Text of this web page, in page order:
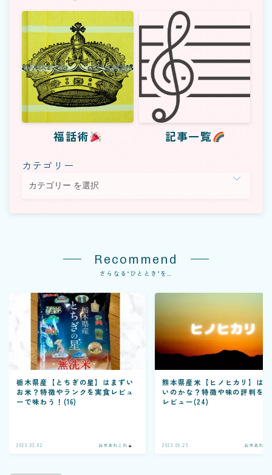
福話術 記事一覧
カテゴリー
Recommend
さらなる“ひととき”を…
栃木県産【とちぎの星】はまずい
お米？特徴やランクを実食レビュ
ーで味わう！(16)
2023.03.02 お米あれこれ
熊本県産米【ヒノヒカリ】は
いのかな？特徴や味の評判を
レビュー(24)
2023.09.23 お米あれこ